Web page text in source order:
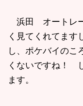
浜田 オートレー
く見てくれてます
し、ポケバイのこ
くないですね！
ます。